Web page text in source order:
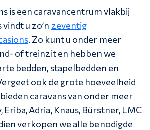
is een caravancentrum vlakbij
u zo’n zeventig
. Zo kunt u onder meer
of treinzit en hebben we
bedden, stapelbedden en
ook de grote hoeveelheid
caravans van onder meer
Adria, Knaus, Bürstner, LMC
verkopen we alle benodigde